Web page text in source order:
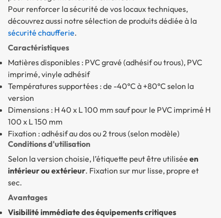
Pour renforcer la sécurité de vos locaux techniques,
découvrez aussi notre sélection de produits dédiée à la
sécurité chaufferie.
Caractéristiques
Matières disponibles : PVC gravé (adhésif ou trous), PVC
imprimé, vinyle adhésif
Températures supportées : de -40°C à +80°C selon la
version
Dimensions : H 40 x L 100 mm sauf pour le PVC imprimé H
100 x L 150 mm
Fixation : adhésif au dos ou 2 trous (selon modèle)
Conditions d'utilisation
Selon la version choisie, l’étiquette peut être utilisée en
intérieur ou extérieur. Fixation sur mur lisse, propre et
sec.
Avantages
Visibilité immédiate des équipements critiques